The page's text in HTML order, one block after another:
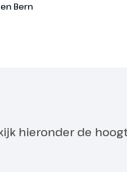
Bern
hieronder de
Aan het
Basel. Deze
gids